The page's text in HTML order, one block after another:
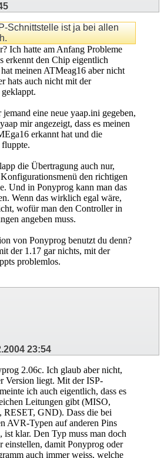
Schnittstelle ist ja bei allen
Ich hatte am Anfang Probleme
erkennt den Chip eigentlich
meinen ATMeag16 aber nicht
hats auch nicht mit der
eine neue yaap.ini gegeben,
mir angezeigt, dass es meinen
erkannt hat und die
die Übertragung auch nur,
den richtigen
Und in Ponyprog kann man das
Wenn das wirklich egal wäre,
wofür man den Controller in
angeben muss.
von Ponyprog benutzt du denn?
der 1.17 gar nichts, mit der
problemlos.
23:54
2.06c. Ich glaub aber nicht,
Version liegt. Mit der ISP-
ich auch eigentlich, dass es
Leitungen gibt (MISO,
GND). Dass die bei
AVR-Typen auf anderen Pins
ist klar. Den Typ muss man doch
einstellen, damit Ponyprog oder
auch immer weiss, welche